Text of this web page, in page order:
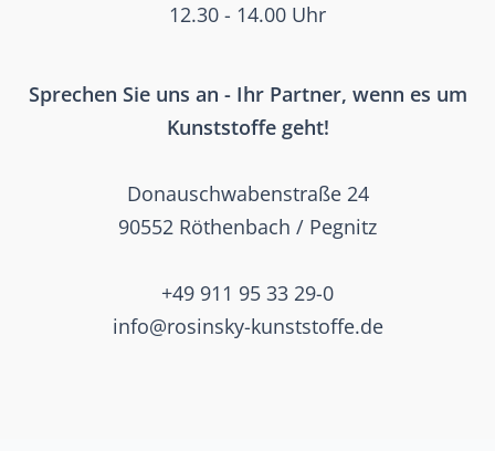
12.30 - 14.00 Uhr
Sprechen Sie uns an - Ihr Partner, wenn es um
Kunststoffe geht!
Donauschwabenstraße 24
90552 Röthenbach / Pegnitz
+49 911 95 33 29-0
info@rosinsky-kunststoffe.de